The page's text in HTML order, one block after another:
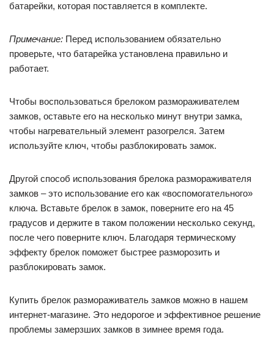
батарейки, которая поставляется в комплекте.
Примечание: Перед использованием обязательно
проверьте, что батарейка установлена правильно и
работает.
Чтобы воспользоваться брелоком размораживателем
замков, оставьте его на несколько минут внутри замка,
чтобы нагревательный элемент разогрелся. Затем
используйте ключ, чтобы разблокировать замок.
Другой способ использования брелока размораживателя
замков – это использование его как «воспомогательного»
ключа. Вставьте брелок в замок, поверните его на 45
градусов и держите в таком положении несколько секунд,
после чего поверните ключ. Благодаря термическому
эффекту брелок поможет быстрее разморозить и
разблокировать замок.
Купить брелок размораживатель замков можно в нашем
интернет-магазине. Это недорогое и эффективное решение
проблемы замерзших замков в зимнее время года.